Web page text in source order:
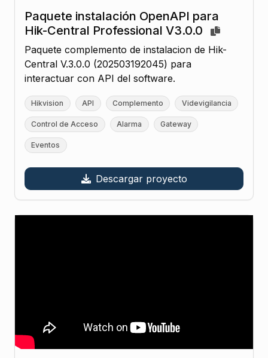
Paquete instalación OpenAPI para
Hik-Central Professional V3.0.0
Paquete complemento de instalacion de Hik-
Central V.3.0.0 (202503192045) para
interactuar con API del software.
Hikvision API Complemento Videvigilancia
Control de Acceso Alarma Gateway
Eventos
Descargar proyecto